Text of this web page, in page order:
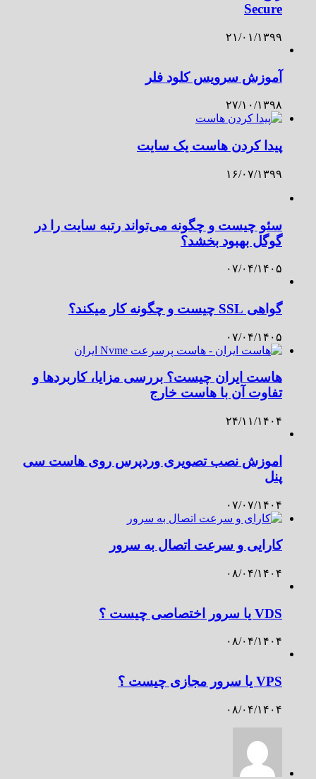
Secure
۲۱/۰۱/۱۳۹۹
آموزش سرویس کلود فلر
۲۷/۱۰/۱۳۹۸
پیدا کردن هاست یک سایت
۱۶/۰۷/۱۳۹۹
سئو چیست و چگونه می‌تواند رتبه سایت را در
گوگل بهبود بخشد؟
۰۷/۰۴/۱۴۰۵
گواهی SSL چیست و چگونه کار میکند؟
۰۷/۰۴/۱۴۰۵
هاست ایران چیست؟ بررسی مزایا، کاربردها و
تفاوت آن با هاست خارج
۲۴/۱۱/۱۴۰۴
اموزش نصب تصویری وردپرس روی هاست سی
پنل
۰۷/۰۷/۱۴۰۴
کارایی و سرعت اتصال به سرور
۰۸/۰۴/۱۴۰۴
VDS یا سرور اختصاصی چیست ؟
۰۸/۰۴/۱۴۰۴
VPS یا سرور مجازی چیست ؟
۰۸/۰۴/۱۴۰۴